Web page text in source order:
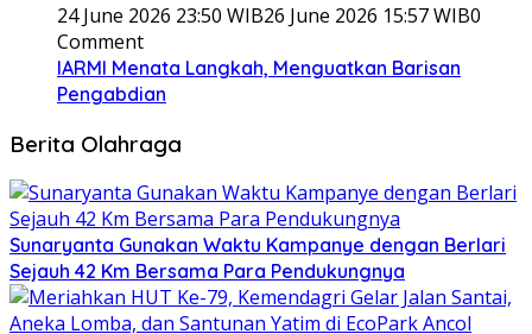
24 June 2026 23:50 WIB26 June 2026 15:57 WIB0
Comment
IARMI Menata Langkah, Menguatkan Barisan
Pengabdian
Berita Olahraga
Sunaryanta Gunakan Waktu Kampanye dengan Berlari
Sejauh 42 Km Bersama Para Pendukungnya